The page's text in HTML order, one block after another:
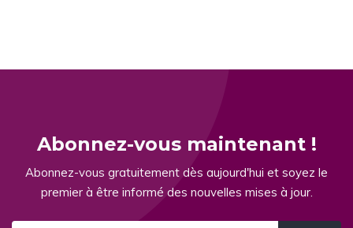
Abonnez-vous maintenant !
Abonnez-vous gratuitement dès aujourd'hui et soyez le
premier à être informé des nouvelles mises à jour.